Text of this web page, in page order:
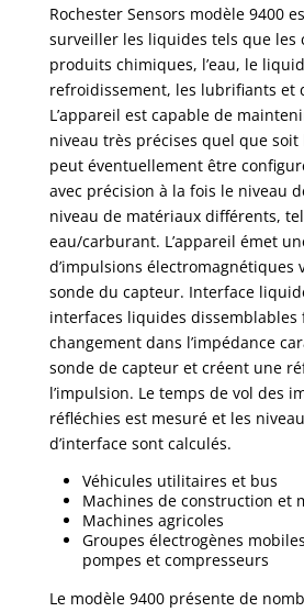
Rochester Sensors modèle 9400
surveiller les liquides tels que les
produits chimiques, l’eau, le
refroidissement, les lubrifiants et
L’appareil est capable de
niveau très précises quel que soit
peut éventuellement être
avec précision à la fois le niveau
niveau de matériaux différents,
eau/carburant. L’appareil émet
d’impulsions électromagnétiques
sonde du capteur. Interface
interfaces liquides
changement dans l’impédance
sonde de capteur et créent une
l’impulsion. Le temps de vol des
réfléchies est mesuré et les
d’interface sont calculés.
Véhicules utilitaires et bus
Machines de construction et
Machines agricoles
Groupes électrogènes
pompes et compresseurs
Le modèle 9400 présente de